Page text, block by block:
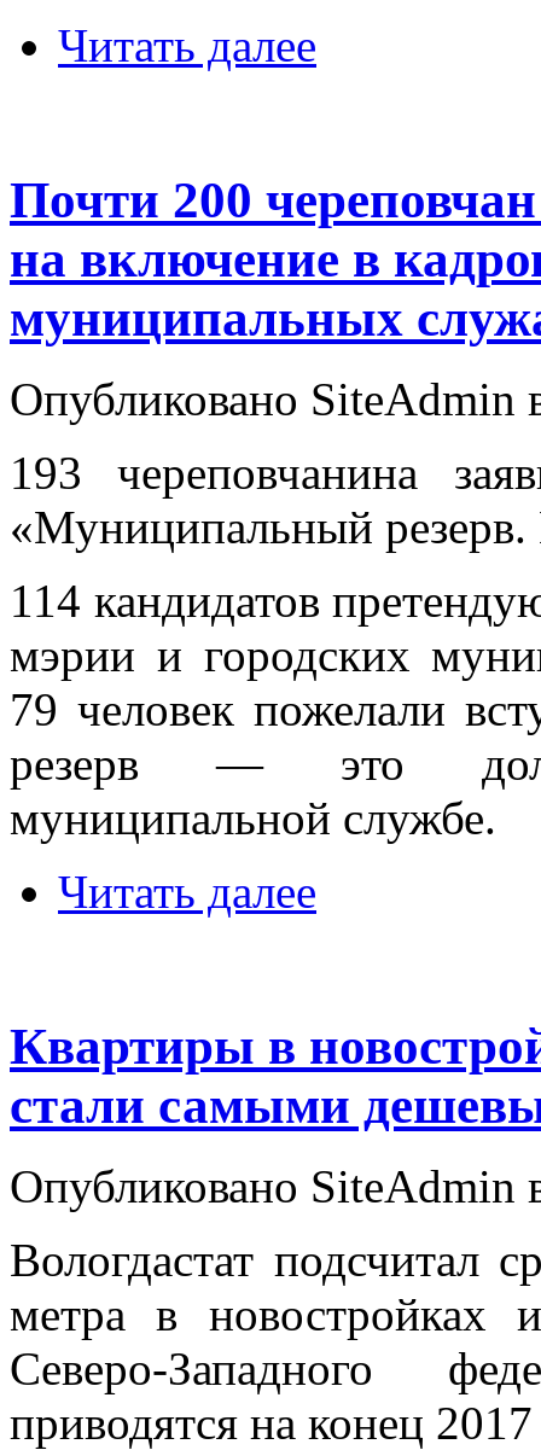
Читать далее
Почти 200
на включение в
муниципальных
Опубликовано SiteAdmin
193 череповчанина
«Муниципальный резерв.
114 кандидатов
мэрии и городских
79 человек пожелали
резерв — это
муниципальной службе.
Читать далее
Квартиры в
стали самыми
Опубликовано
Вологдастат подсчитал
метра в новостройках
Северо-Западного
приводятся на конец 2017